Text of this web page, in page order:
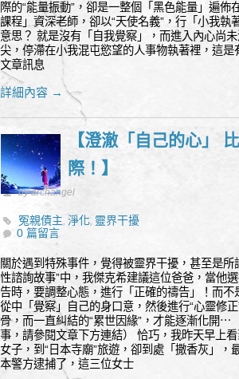
際的“能量振動”，卻是一整個「黑色能量」遍
課程」資深老師，卻以“天使名義”，行「小我
意思？ 就是沒有「自我覺察」，而進入內心尚
尖，停滯在小我混屯慾望的人事物執著裡，這
文章訊息
詳細內容 →
【澄澈「自己的心」
際！】
by archangel
冤親債主,淨化, 靈界干擾
0 篇留言
關於遇到特殊事件，覺得被靈界干擾，甚至是
性諮詢故事”中，我傑克希建議這位爸爸，當他
告時，要調整心態，進行「正確的禱告」！而
從中「覺察」自己的身口意，然後進行“心靈修
骨，而一直糾結的“累世因緣”，才能逐漸化開⋯
事，請參閱文章下方連結） 恰巧，我昨天早上
女子，到“日本寺廟”旅遊，卻到處「撒香灰」
本警方逮捕了，這三位女士